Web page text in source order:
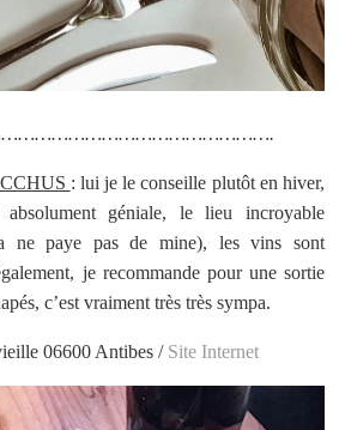
: lui je le conseille plutôt en hiver,
absolument géniale, le lieu incroyable
ne paye pas de mine), les vins sont
je recommande pour une sortie
c’est vraiment très très sympa.
06600 Antibes / Site Internet